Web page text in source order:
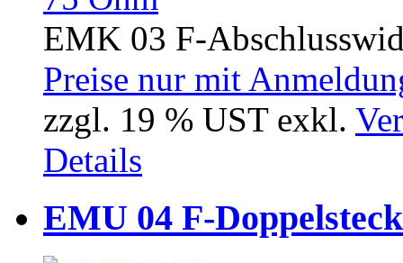
EMK 03 F-
Preise nur mit
zzgl. 19 % UST exkl.
Details
EMU 04 F-